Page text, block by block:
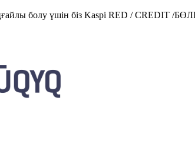
болу үшін біз Kaspi RED / CREDIT /